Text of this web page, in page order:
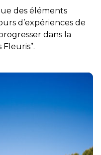
des éléments
d’expériences de
dans la
Fleuris”.